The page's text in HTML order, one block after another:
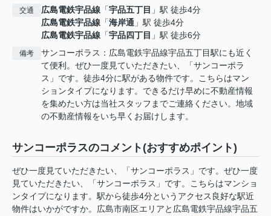
交通 広島電鉄宇品線 「宇品五丁目 」駅 徒歩4分
広島電鉄宇品線 「海岸通 」駅 徒歩4分
広島電鉄宇品線 「宇品四丁目 」駅 徒歩6分
備考
サンコーポラス：広島電鉄宇品線宇品五丁目駅にも近く
て便利。ぜひ一度見ていただきたい、「サンコーポラ
ス」です。徒歩4分に駅がある物件です。こちらはマン
ションタイプになります。できるだけ早めに不動産情報
を集めたい方は当社スタッフまでご連絡ください。地域
の不動産情報をいち早くお届けします。
サンコーポラスのコメント(おすすめポイント)
ぜひ一度見ていただきたい、「サンコーポラス」です。ぜひ一度
見ていただきたい、「サンコーポラス」です。こちらはマンショ
ンタイプになります。駅から徒歩4分というアクセス良好な駅近
物件はいかがですか。広島市南区エリアと広島電鉄宇品線宇品五